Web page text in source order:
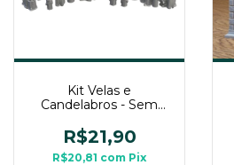
Kit Velas e
Candelabros - Sem
Média Para Rpg de
Mesa
R$21,90
R$20,81 com Pix